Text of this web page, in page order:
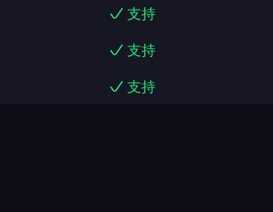
支持
支持
支持